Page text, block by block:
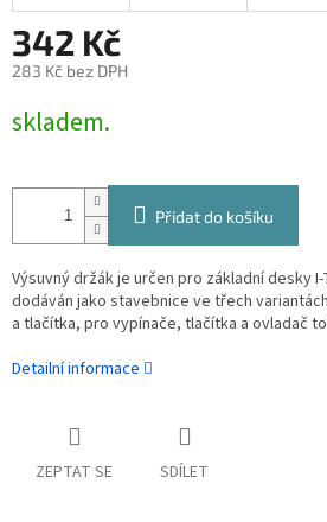
342 Kč
283 Kč bez DPH
cena:
skladem.
Přidat do košíku
Výsuvný držák je určen pro základní desky
dodáván jako stavebnice ve třech
a tlačítka, pro vypínače, tlačítka a ovladač
Detailní informace
ZEPTAT SE SDÍLET